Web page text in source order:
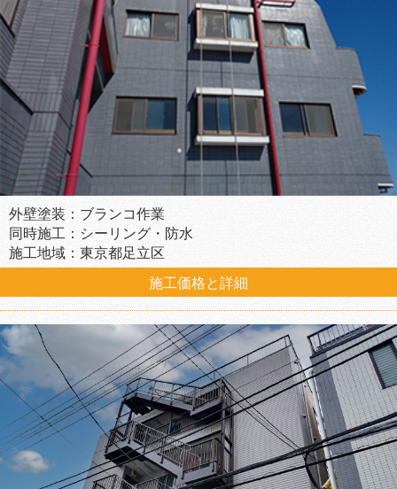
外壁塗装：ブランコ作業
同時施工：シーリング・防水
施工地域：東京都足立区
施工価格と詳細